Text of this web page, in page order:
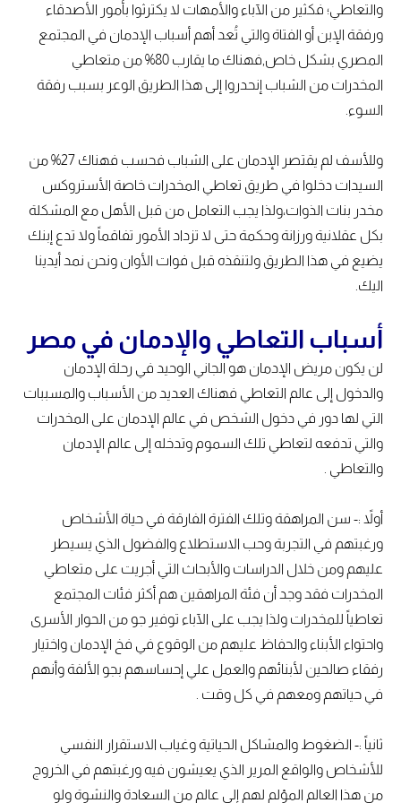
والتعاطي؛ فكثير من الآباء والأمهات لا يكترثوا بأمور الأصدقاء
ورفقة الإبن أو الفتاة والتي تُعد أهم أسباب الإدمان في المجتمع
المصري بشكل خاص,فهناك ما يقارب 80% من متعاطي
المخدرات من الشباب إنحدروا إلى هذا الطريق الوعر بسبب رفقة
السوء.
وللأسف لم يقتصر الإدمان على الشباب فحسب فهناك 27% من
السيدات دخلوا في طريق تعاطي المخدرات خاصة الأستروكس
مخدر بنات الذوات،ولذا يجب التعامل من قبل الأهل مع المشكلة
بكل عقلانية ورزانة وحكمة حتى لا تزداد الأمور تفاقماً ولا تدع إبنك
يضيع في هذا الطريق ولتنقذه قبل فوات الأوان ونحن نمد أيدينا
اليك.
أسباب التعاطي والإدمان في مصر
لن يكون مريض الإدمان هو الجاني الوحيد في رحلة الإدمان
والدخول إلى عالم التعاطي فهناك العديد من الأسباب والمسببات
التي لها دور في دخول الشخص في عالم الإدمان على المخدرات
والتي تدفعه لتعاطي تلك السموم وتدخله إلى عالم الإدمان
والتعاطي .
أولاً :- سن المراهقة وتلك الفترة الفارقة في حياة الأشخاص
ورغبتهم في التجربة وحب الاستطلاع والفضول الذي يسيطر
عليهم ومن خلال الدراسات والأبحاث التي أجريت على متعاطي
المخدرات فقد وجد أن فئة المراهقين هم أكثر فئات المجتمع
تعاطياً للمخدرات ولذا يجب على الآباء توفير جو من الحوار الأسرى
واحتواء الأبناء والحفاظ عليهم من الوقوع في فخ الإدمان واختيار
رفقاء صالحين لأبنائهم والعمل علي إحساسهم بجو الألفة وأنهم
في حياتهم ومعهم في كل وقت .
ثانياً :- الضغوط والمشاكل الحياتية وغياب الاستقرار النفسي
للأشخاص والواقع المرير الذي يعيشون فيه ورغبتهم في الخروج
من هذا العالم المؤلم لهم إلى عالم من السعادة والنشوة ولو